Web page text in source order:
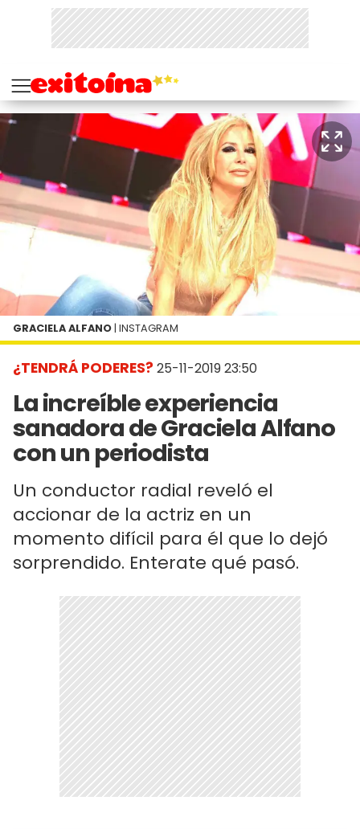
¿TENDRÁ PODERES? 25-11-2019 23:50
La increíble experiencia
sanadora de Graciela Alfano
con un periodista
Un conductor radial reveló el
accionar de la actriz en un
momento difícil para él que lo dejó
sorprendido. Enterate qué pasó.
GRACIELA ALFANO | INSTAGRAM